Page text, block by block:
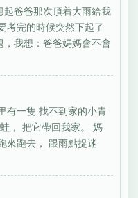
起爸爸那次頂着大雨給我
考完的時候突然下起了
我想：爸爸媽媽會不會
有一隻 找不到家的小青
， 把它帶回我家。 媽
來跑去， 跟雨點捉迷